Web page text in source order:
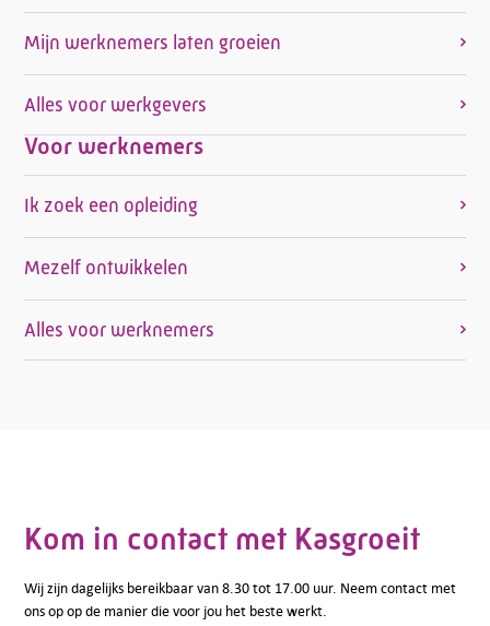
Mijn werknemers laten groeien
Alles voor werkgevers
Voor werknemers
Ik zoek een opleiding
Mezelf ontwikkelen
Alles voor werknemers
Kom in contact met Kasgroeit
Wij zijn dagelijks bereikbaar van 8.30 tot 17.00 uur. Neem contact met
ons op op de manier die voor jou het beste werkt.